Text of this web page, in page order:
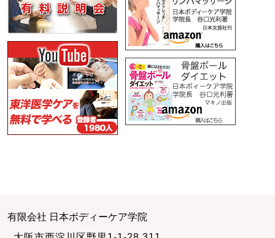
有限会社 日本ボディーケア学院